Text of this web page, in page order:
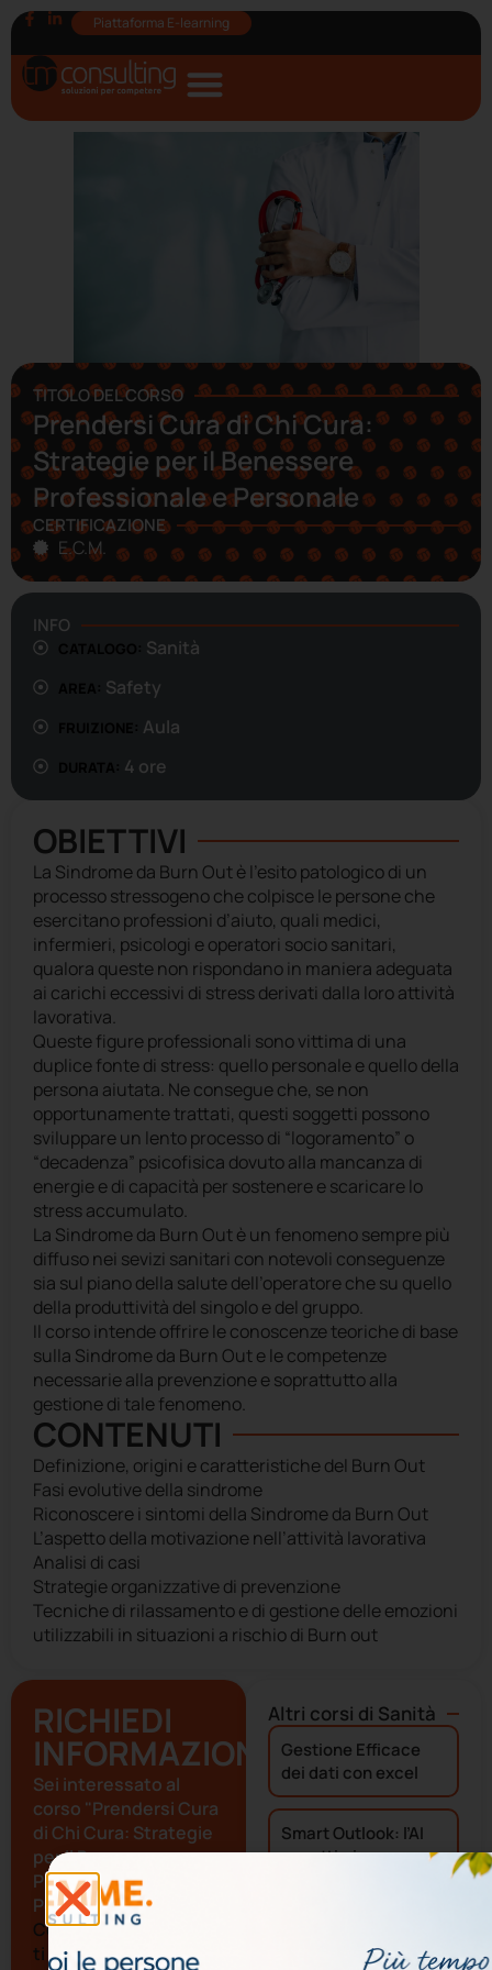
Piattaforma E-learning
TITOLO DEL CORSO
Prendersi Cura di Chi Cura:
Strategie per il Benessere
Professionale e Personale
CERTIFICAZIONE
E.C.M.
OBIETTIVI
La Sindrome da Burn Out è l’esito patologico di un
processo stressogeno che colpisce le persone che
esercitano professioni d’aiuto, quali medici,
infermieri, psicologi e operatori socio sanitari,
qualora queste non rispondano in maniera adeguata
ai carichi eccessivi di stress derivati dalla loro attività
lavorativa.
Queste figure professionali sono vittima di una
duplice fonte di stress: quello personale e quello della
persona aiutata. Ne consegue che, se non
opportunamente trattati, questi soggetti possono
sviluppare un lento processo di “logoramento” o
“decadenza” psicofisica dovuto alla mancanza di
energie e di capacità per sostenere e scaricare lo
stress accumulato.
La Sindrome da Burn Out è un fenomeno sempre più
diffuso nei sevizi sanitari con notevoli conseguenze
sia sul piano della salute dell’operatore che su quello
della produttività del singolo e del gruppo.
Il corso intende offrire le conoscenze teoriche di base
sulla Sindrome da Burn Out e le competenze
necessarie alla prevenzione e soprattutto alla
gestione di tale fenomeno.
CONTENUTI
Definizione, origini e caratteristiche del Burn Out
Fasi evolutive della sindrome
Riconoscere i sintomi della Sindrome da Burn Out
L’aspetto della motivazione nell’attività lavorativa
Analisi di casi
Strategie organizzative di prevenzione
Tecniche di rilassamento e di gestione delle emozioni
utilizzabili in situazioni a rischio di Burn out
INFO
Sanità
Safety
Aula
4 ore
RICHIEDI
INFORMAZIONI
Sei interessato al
corso "Prendersi Cura
di Chi Cura: Strategie
per il Benessere
Professionale e
Personale"?
Compila il formulario,
ti risponderemo al più
Altri corsi di Sanità
Gestione Efficace
dei dati con excel
Smart Outlook: l’AI
per ottimizzare
AI & PowerPoint: